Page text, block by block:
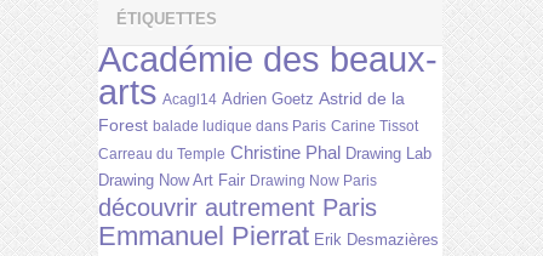
ÉTIQUETTES
Académie des beaux-
arts Acagl14 Adrien Goetz Astrid de la
Forest balade ludique dans Paris Carine Tissot
Carreau du Temple Christine Phal Drawing Lab
Drawing Now Art Fair Drawing Now Paris
découvrir autrement Paris
Emmanuel Pierrat Erik Desmazières